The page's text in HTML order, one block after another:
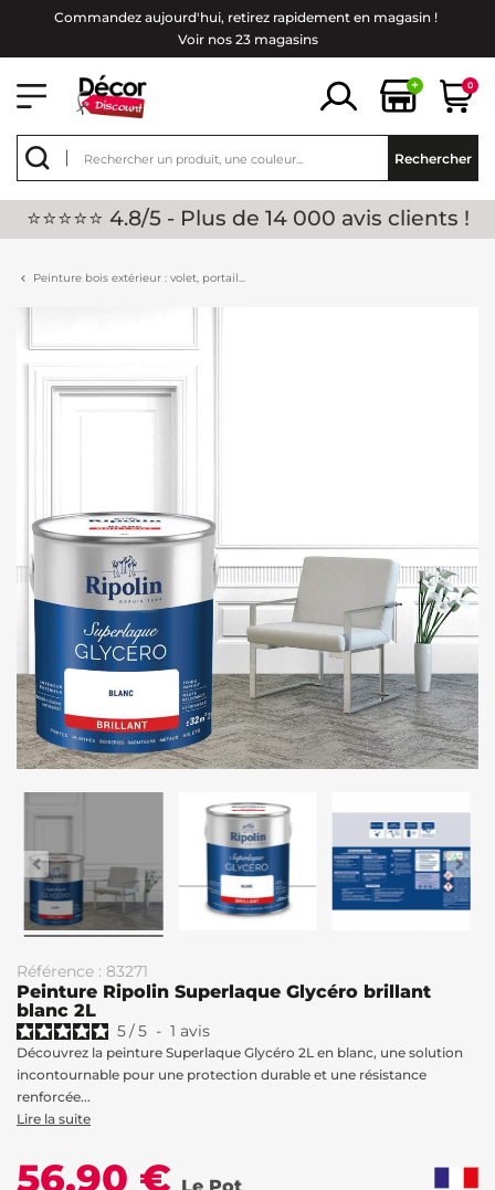
Commandez aujourd'hui, retirez rapidement en magasin !
Voir nos 23 magasins
+ 0
Rechercher
⭐⭐⭐⭐⭐ 4.8/5 - Plus de 14 000 avis clients !
Peinture bois extérieur : volet, portail...
Référence : 83271
Peinture Ripolin Superlaque Glycéro brillant
blanc 2L
5/5 - 1 avis
Découvrez la peinture Superlaque Glycéro 2L en blanc, une solution
incontournable pour une protection durable et une résistance
renforcée...
Lire la suite
56,90 € Le Pot